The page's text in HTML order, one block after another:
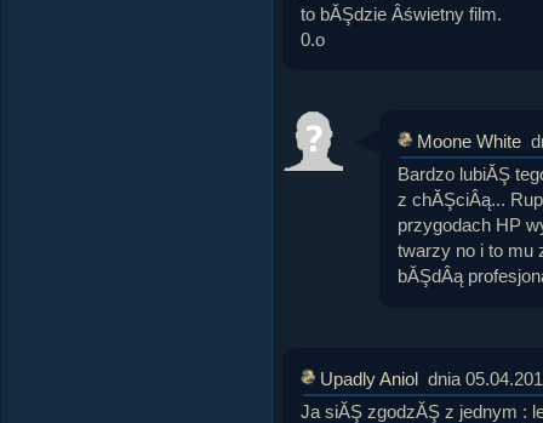
to bĂŞdzie Âświetny film.
0.o
Moone White
Bardzo lubiĂŞ
z chĂŞciÂą...
przygodach HP
twarzy no i to mu
bĂŞdÂą
Upadly Aniol dnia
Ja siĂŞ zgodzĂŞ z jednym :